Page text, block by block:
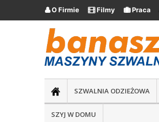
O Firmie Filmy Praca
SZWALNIA ODZIEŻOWA
SZYJ W DOMU